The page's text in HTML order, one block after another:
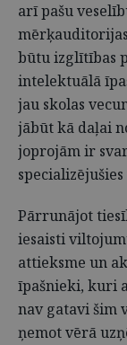
arī pašu
būtu izglītības
intelektuālā
jau skolas
jābūt kā daļai
joprojām ir
Pārrunājot
iesaisti
attieksme un
īpašnieki, kuri
nav gatavi šim
ņemot vērā